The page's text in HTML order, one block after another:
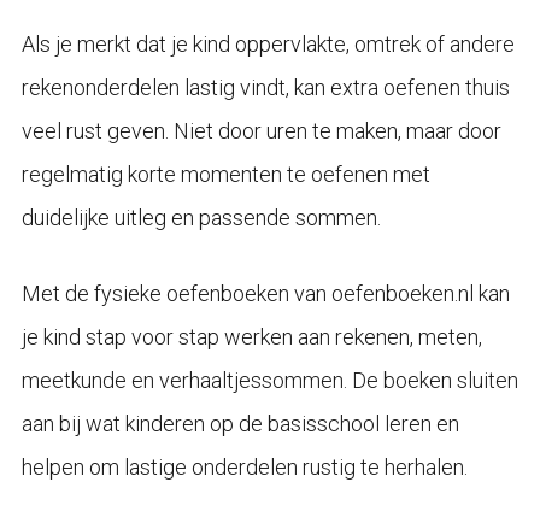
Als je merkt dat je kind oppervlakte, omtrek of andere
rekenonderdelen lastig vindt, kan extra oefenen thuis
veel rust geven. Niet door uren te maken, maar door
regelmatig korte momenten te oefenen met
duidelijke uitleg en passende sommen.
Met de fysieke oefenboeken van oefenboeken.nl kan
je kind stap voor stap werken aan rekenen, meten,
meetkunde en verhaaltjessommen. De boeken sluiten
aan bij wat kinderen op de basisschool leren en
helpen om lastige onderdelen rustig te herhalen.